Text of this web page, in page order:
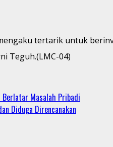
tertarik untuk
Teguh.(LMC-04)
Berlatar Masalah Pribadi
Diduga Direncanakan